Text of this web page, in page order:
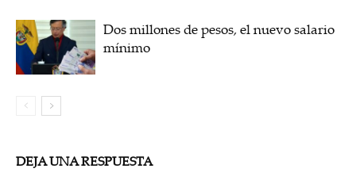
Dos millones de pesos, el nuevo salario
mínimo
DEJA UNA RESPUESTA